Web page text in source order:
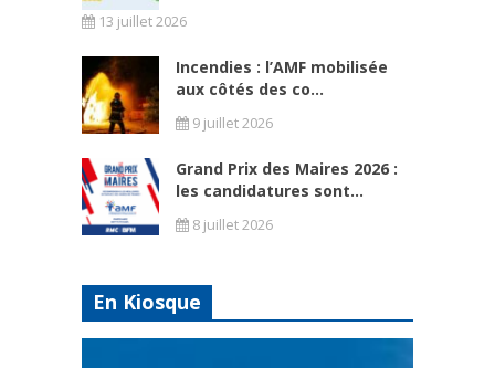
13 juillet 2026
Incendies : l’AMF mobilisée
aux côtés des co...
9 juillet 2026
Grand Prix des Maires 2026 :
les candidatures sont...
8 juillet 2026
En Kiosque